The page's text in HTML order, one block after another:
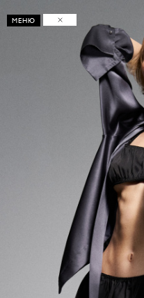
МЕНЮ